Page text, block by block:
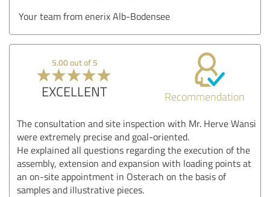
Your team from enerix Alb-Bodensee
5.00 out of 5
EXCELLENT Recommendation
The consultation and site inspection with Mr. Herve Wansi
were extremely precise and goal-oriented.
He explained all questions regarding the execution of the
assembly, extension and expansion with loading points at
an on-site appointment in Osterach on the basis of
samples and illustrative pieces.